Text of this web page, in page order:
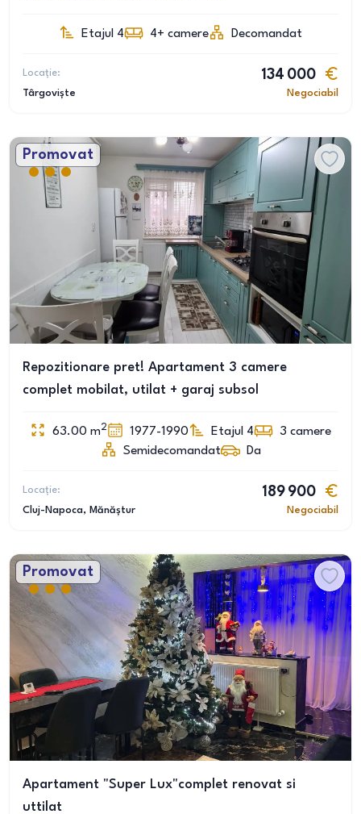
Etajul 4 4+ camere Decomandat
Locație:
Târgoviște
134 000
Negociabil
Promovat
Repozitionare pret! Apartament 3 camere
complet mobilat, utilat + garaj subsol
63.00 m2 1977-1990 Etajul 4 3 camere
Semidecomandat
Da
Locație:
Cluj-Napoca, Mănăștur
189 900
Negociabil
Promovat
Apartament "Super Lux"complet renovat si
uttilat